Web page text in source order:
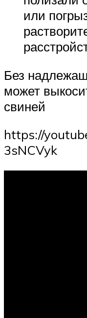
или
Без
может
свиней
https://
3sNCVyk